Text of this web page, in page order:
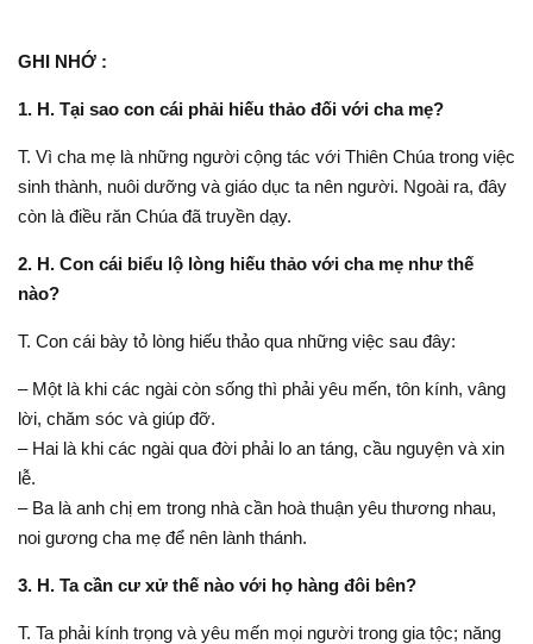
GHI NHỚ :
1. H. Tại sao con cái phải hiếu thảo đối với cha mẹ?
T. Vì cha mẹ là những người cộng tác với Thiên Chúa trong việc
sinh thành, nuôi dưỡng và giáo dục ta nên người. Ngoài ra, đây
còn là điều răn Chúa đã truyền dạy.
2. H. Con cái biểu lộ lòng hiếu thảo với cha mẹ như thế
nào?
T. Con cái bày tỏ lòng hiếu thảo qua những việc sau đây:
– Một là khi các ngài còn sống thì phải yêu mến, tôn kính, vâng
lời, chăm sóc và giúp đỡ.
– Hai là khi các ngài qua đời phải lo an táng, cầu nguyện và xin
lễ.
– Ba là anh chị em trong nhà cần hoà thuận yêu thương nhau,
noi gương cha mẹ để nên lành thánh.
3. H. Ta cần cư xử thế nào với họ hàng đôi bên?
T. Ta phải kính trọng và yêu mến mọi người trong gia tộc; năng